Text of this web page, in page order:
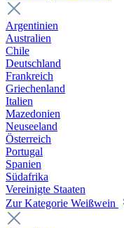
Argentinien
Australien
Chile
Deutschland
Frankreich
Griechenland
Italien
Mazedonien
Neuseeland
Österreich
Portugal
Spanien
Südafrika
Vereinigte Staaten
Zur Kategorie Weißwein